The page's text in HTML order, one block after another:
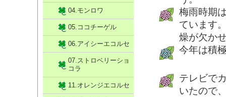
梅雨時期
ています
燥が欠か
今年は積
テレビで
いたので
04.モンロワ
05.ココチーゲル
06.アイシーエコルセ
07.ストロベリーショ
コラ
11.オレンジエコルセ